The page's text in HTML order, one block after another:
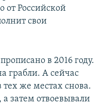
от Российской
свои
в 2016 году.
грабли. А сейчас
же местах снова.
затем отвоевывали